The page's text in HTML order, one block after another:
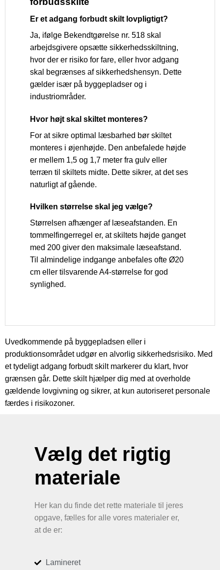
Er et adgang forbudt skilt lovpligtigt?
Ja, ifølge Bekendtgørelse nr. 518 skal
arbejdsgivere opsætte sikkerhedsskiltning,
hvor der er risiko for fare, eller hvor adgang
skal begrænses af sikkerhedshensyn. Dette
gælder især på byggepladser og i
industriområder.
Hvor højt skal skiltet monteres?
For at sikre optimal læsbarhed bør skiltet
monteres i øjenhøjde. Den anbefalede højde
er mellem 1,5 og 1,7 meter fra gulv eller
terræn til skiltets midte. Dette sikrer, at det ses
naturligt af gående.
Hvilken størrelse skal jeg vælge?
Størrelsen afhænger af læseafstanden. En
tommelfingerregel er, at skiltets højde ganget
med 200 giver den maksimale læseafstand.
Til almindelige indgange anbefales ofte Ø20
cm eller tilsvarende A4-størrelse for god
synlighed.
Uvedkommende på byggepladsen eller i
produktionsområdet udgør en alvorlig sikkerhedsrisiko. Med
et tydeligt adgang forbudt skilt markerer du klart, hvor
grænsen går. Dette skilt hjælper dig med at overholde
gældende lovgivning og sikrer, at kun autoriseret personale
færdes i risikozoner.
Vælg det rigtig
materiale
Her kan du finde det rette materiale til jeres
opgave, fælles for alle vores materialer er,
at de er:
Lamineret